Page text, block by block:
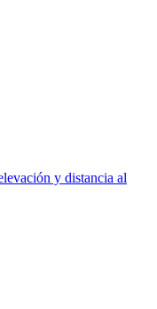
y distancia al